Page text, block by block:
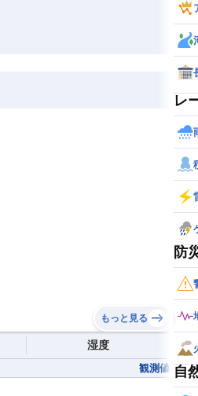
もっと見る
湿度
観測値
レ
防
自